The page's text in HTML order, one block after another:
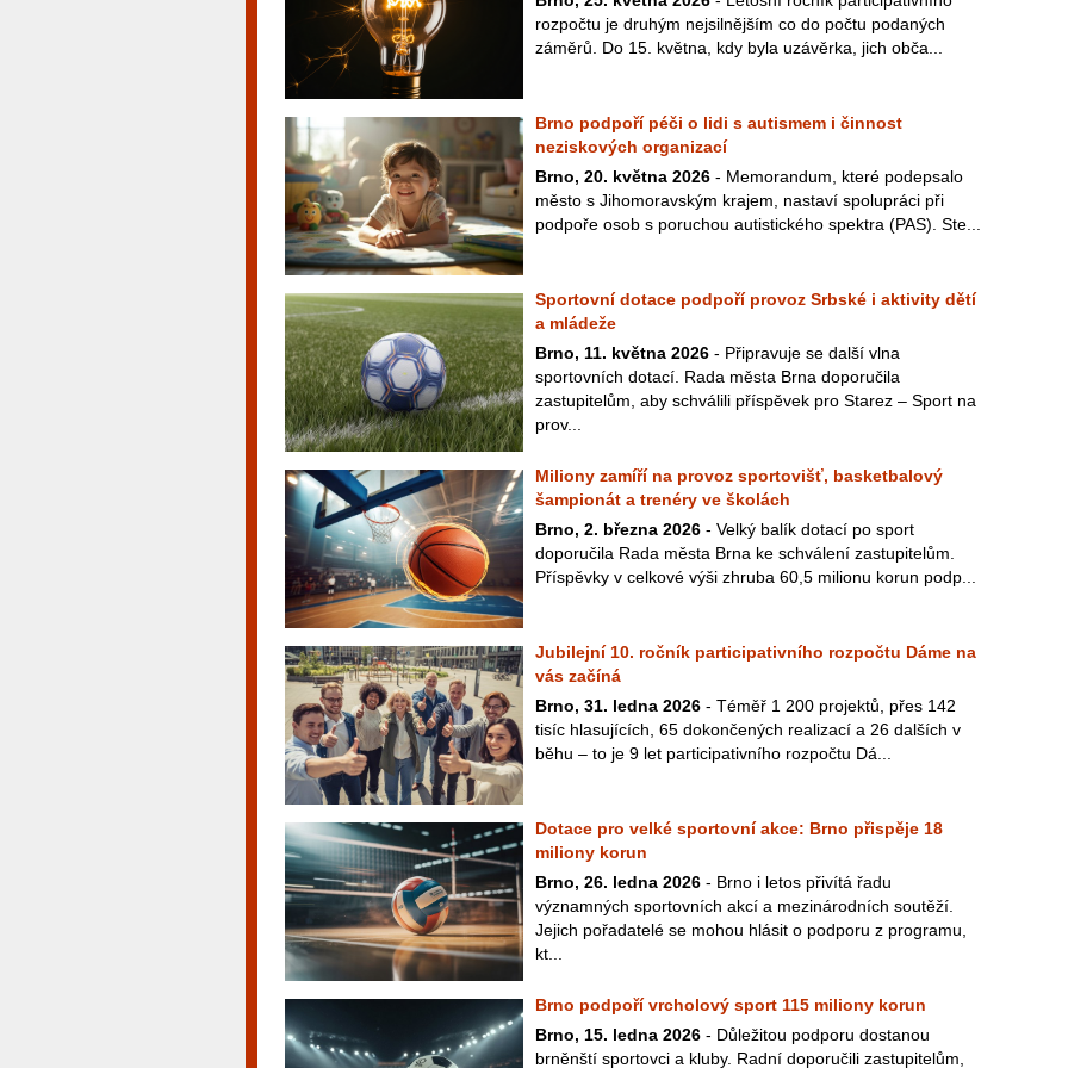
rozpočtu je druhým nejsilnějším co do počtu podaných
záměrů. Do 15. května, kdy byla uzávěrka, jich obča...
Brno podpoří péči o lidi s autismem i činnost
neziskových organizací
Brno, 20. května 2026 - Memorandum, které podepsalo
město s Jihomoravským krajem, nastaví spolupráci při
podpoře osob s poruchou autistického spektra (PAS). Ste...
Sportovní dotace podpoří provoz Srbské i aktivity dětí
a mládeže
Brno, 11. května 2026 - Připravuje se další vlna
sportovních dotací. Rada města Brna doporučila
zastupitelům, aby schválili příspěvek pro Starez – Sport na
prov...
Miliony zamíří na provoz sportovišť, basketbalový
šampionát a trenéry ve školách
Brno, 2. března 2026 - Velký balík dotací po sport
doporučila Rada města Brna ke schválení zastupitelům.
Příspěvky v celkové výši zhruba 60,5 milionu korun podp...
Jubilejní 10. ročník participativního rozpočtu Dáme na
vás začíná
Brno, 31. ledna 2026 - Téměř 1 200 projektů, přes 142
tisíc hlasujících, 65 dokončených realizací a 26 dalších v
běhu – to je 9 let participativního rozpočtu Dá...
Dotace pro velké sportovní akce: Brno přispěje 18
miliony korun
Brno, 26. ledna 2026 - Brno i letos přivítá řadu
významných sportovních akcí a mezinárodních soutěží.
Jejich pořadatelé se mohou hlásit o podporu z programu,
kt...
Brno podpoří vrcholový sport 115 miliony korun
Brno, 15. ledna 2026 - Důležitou podporu dostanou
brněnští sportovci a kluby. Radní doporučili zastupitelům,